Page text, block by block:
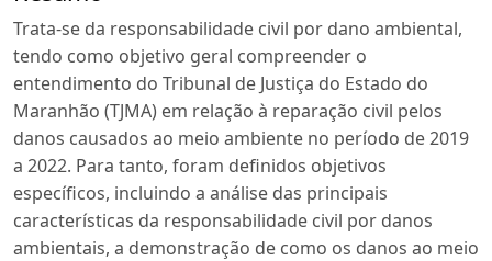
Trata-se da responsabilidade civil por dano ambiental,
tendo como objetivo geral compreender o
entendimento do Tribunal de Justiça do Estado do
Maranhão (TJMA) em relação à reparação civil pelos
danos causados ao meio ambiente no período de 2019
a 2022. Para tanto, foram definidos objetivos
específicos, incluindo a análise das principais
características da responsabilidade civil por danos
ambientais, a demonstração de como os danos ao meio